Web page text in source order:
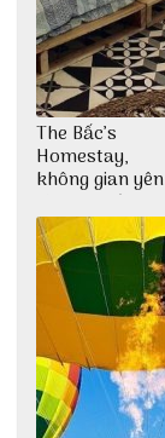
The Bấc’s
Homestay,
không gian yên
bình tại Hòn Sơn